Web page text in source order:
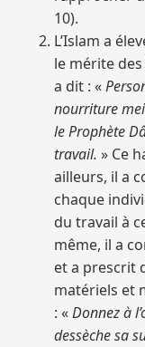
10).
L’Islam a
le mérite
a dit : «
nourriture
le Prophète
travail. » Ce
ailleurs, il a
chaque
du travail à
même, il a
et a prescrit
matériels et
: «Donnez à
dessèche sa